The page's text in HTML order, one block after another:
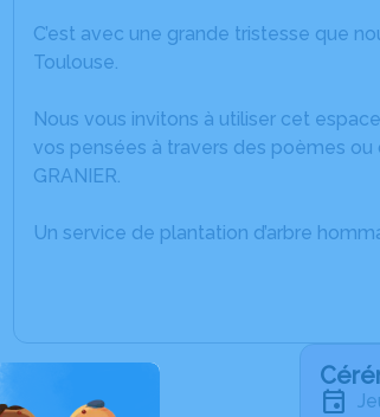
C’est avec une grande tristesse que
Toulouse.
Nous vous invitons à utiliser cet
vos pensées à travers des poèmes
GRANIER.
Un service de plantation d’arbre